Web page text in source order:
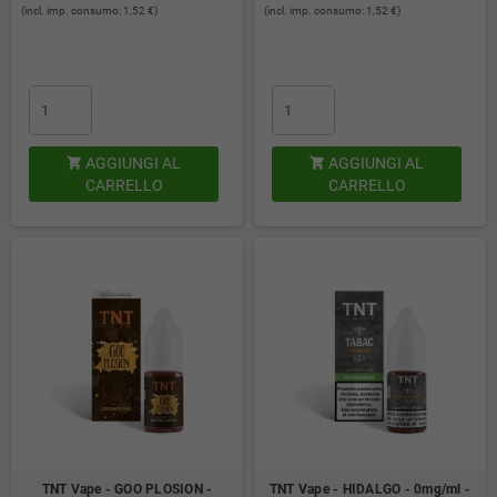
(incl. imp. consumo: 1,52 €)
 AGGIUNGI AL
CARRELLO
(incl. imp. consumo: 1,52 €)
 AGGIUNGI AL
CARRELLO
TNT Vape - GOO PLOSION - TNT Vape - HIDALGO - 0mg/ml -